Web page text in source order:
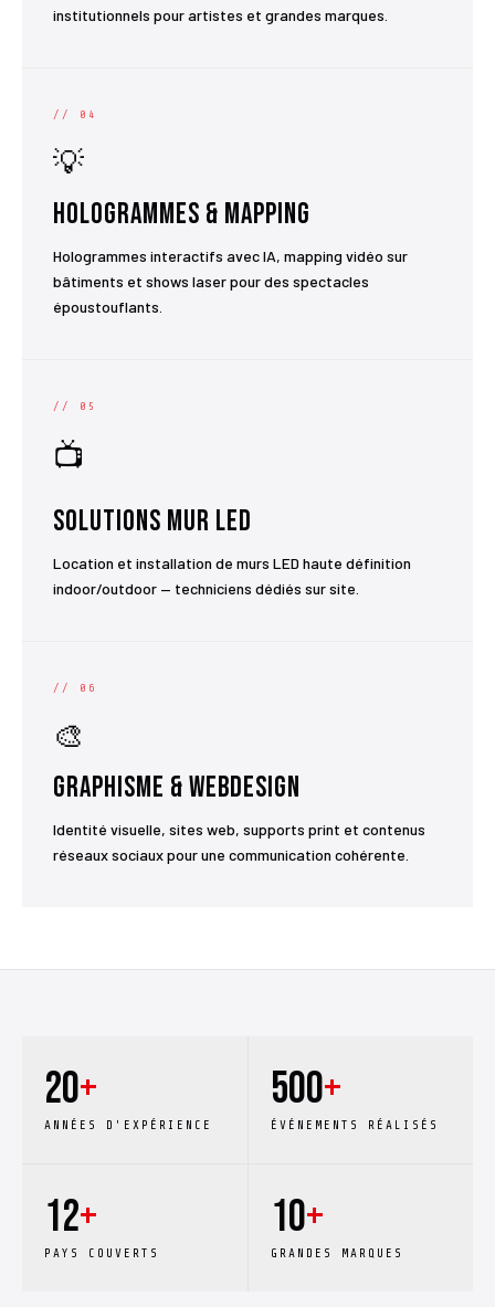
institutionnels pour artistes et grandes marques.
// 04
💡
Hologrammes & Mapping
Hologrammes interactifs avec IA, mapping vidéo sur
bâtiments et shows laser pour des spectacles
époustouflants.
// 05
📺
Solutions Mur LED
Location et installation de murs LED haute définition
indoor/outdoor — techniciens dédiés sur site.
// 06
🎨
Graphisme & Webdesign
Identité visuelle, sites web, supports print et contenus
réseaux sociaux pour une communication cohérente.
20+
ANNÉES D'EXPÉRIENCE
500+
ÉVÉNEMENTS RÉALISÉS
12+
PAYS COUVERTS
10+
GRANDES MARQUES